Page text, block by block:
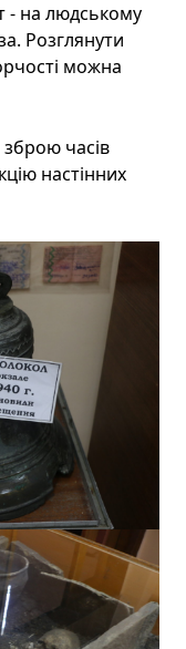
- на людському
Розглянути
можна
часів
настінних